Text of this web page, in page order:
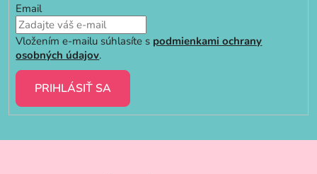
Email
Vložením e-mailu súhlasíte s podmienkami ochrany
osobných údajov.
PRIHLÁSIŤ SA